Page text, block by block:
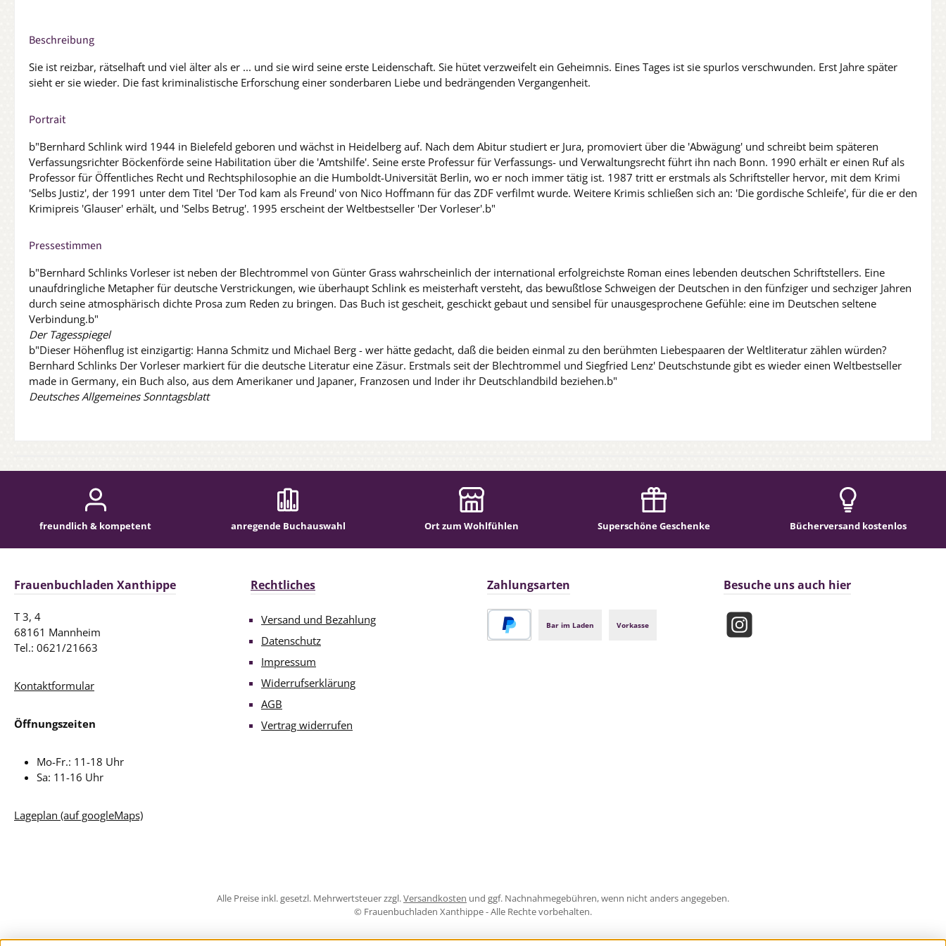
Beschreibung
Sie ist reizbar, rätselhaft und viel älter als er ... und sie wird seine erste Leidenschaft. Sie hütet verzweifelt ein Geheimnis. Eines Tages ist sie spurlos verschwunden. Erst Jahre später
sieht er sie wieder. Die fast kriminalistische Erforschung einer sonderbaren Liebe und bedrängenden Vergangenheit.
Portrait
b"Bernhard Schlink wird 1944 in Bielefeld geboren und wächst in Heidelberg auf. Nach dem Abitur studiert er Jura, promoviert über die 'Abwägung' und schreibt beim späteren
Verfassungsrichter Böckenförde seine Habilitation über die 'Amtshilfe'. Seine erste Professur für Verfassungs- und Verwaltungsrecht führt ihn nach Bonn. 1990 erhält er einen Ruf als
Professor für Öffentliches Recht und Rechtsphilosophie an die Humboldt-Universität Berlin, wo er noch immer tätig ist. 1987 tritt er erstmals als Schriftsteller hervor, mit dem Krimi
'Selbs Justiz', der 1991 unter dem Titel 'Der Tod kam als Freund' von Nico Hoffmann für das ZDF verfilmt wurde. Weitere Krimis schließen sich an: 'Die gordische Schleife', für die er den
Krimipreis 'Glauser' erhält, und 'Selbs Betrug'. 1995 erscheint der Weltbestseller 'Der Vorleser'.b"
Pressestimmen
b"Bernhard Schlinks Vorleser ist neben der Blechtrommel von Günter Grass wahrscheinlich der international erfolgreichste Roman eines lebenden deutschen Schriftstellers. Eine
unaufdringliche Metapher für deutsche Verstrickungen, wie überhaupt Schlink es meisterhaft versteht, das bewußtlose Schweigen der Deutschen in den fünfziger und sechziger Jahren
durch seine atmosphärisch dichte Prosa zum Reden zu bringen. Das Buch ist gescheit, geschickt gebaut und sensibel für unausgesprochene Gefühle: eine im Deutschen seltene
Verbindung.b"
Der Tagesspiegel
b"Dieser Höhenflug ist einzigartig: Hanna Schmitz und Michael Berg - wer hätte gedacht, daß die beiden einmal zu den berühmten Liebespaaren der Weltliteratur zählen würden?
Bernhard Schlinks Der Vorleser markiert für die deutsche Literatur eine Zäsur. Erstmals seit der Blechtrommel und Siegfried Lenz' Deutschstunde gibt es wieder einen Weltbestseller
made in Germany, ein Buch also, aus dem Amerikaner und Japaner, Franzosen und Inder ihr Deutschlandbild beziehen.b"
Deutsches Allgemeines Sonntagsblatt
freundlich & kompetent anregende Buchauswahl Ort zum Wohlfühlen Superschöne Geschenke Bücherversand kostenlos
Rechtliches
Versand und Bezahlung
Datenschutz
Impressum
Widerrufserklärung
AGB
Vertrag widerrufen
Zahlungsarten
Vorkasse
Bar im Laden
Besuche uns auch hier
Instagram
Frauenbuchladen Xanthippe
T 3, 4
68161 Mannheim
Tel.: 0621/21663
Kontaktformular
Öffnungszeiten
Mo-Fr.: 11-18 Uhr
Sa: 11-16 Uhr
Lageplan (auf googleMaps)
Alle Preise inkl. gesetzl. Mehrwertsteuer zzgl.Versandkosten und ggf. Nachnahmegebühren, wenn nicht anders angegeben.
© Frauenbuchladen Xanthippe - Alle Rechte vorbehalten.